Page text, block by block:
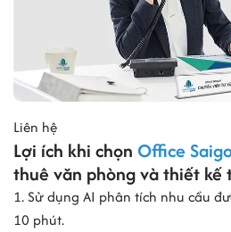
Liên hệ
Lợi ích khi chọn Office
thuê văn phòng và thiết kế
1. Sử dụng AI phân tích nhu cầu
10 phút.